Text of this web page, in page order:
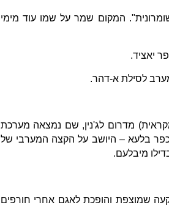
המקום שמר על שמו עוד מימי
יאציד.
לסילת א-דהר.
מדרום לג'נין, שם נמצאה מערכת
בלעא – היושב על הקצה המערבי של
מיבלעם.
שמוצפת והופכת לאגם אחרי חורפים